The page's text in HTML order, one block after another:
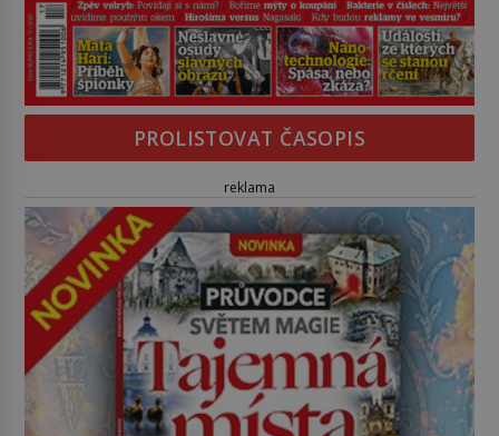
PROLISTOVAT ČASOPIS
reklama